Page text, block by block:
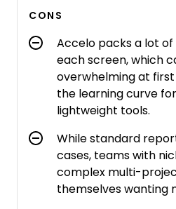
CONS
Accelo packs a lot
each screen, which
overwhelming at
the learning curve
lightweight tools.
While standard
cases, teams with
complex multi-
themselves wanting